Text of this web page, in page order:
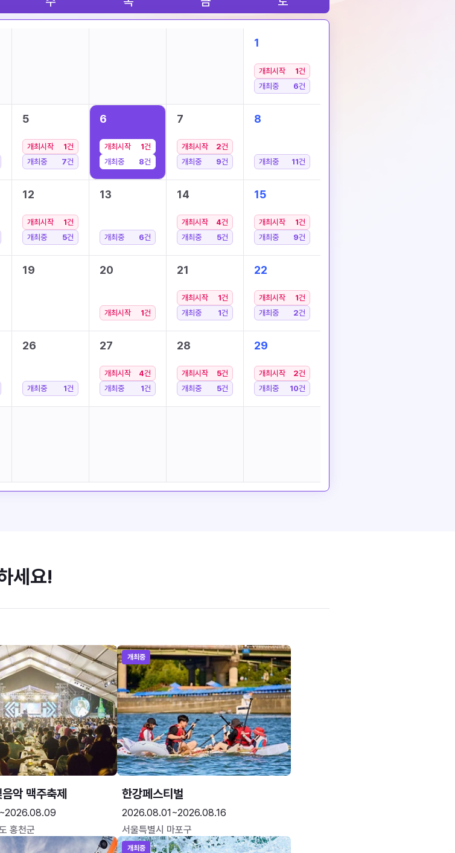
1
개최시작 1건
개최중
6건
5
개최시작 1건
개최중
7건
6
개최시작 1건
개최중
8건
7
개최시작 2건
개최중
9건
8
개최중 11건
12
개최시작 1건
개최중
5건
13
개최중 6건
14
개최시작 4건
개최중
5건
15
개최시작 1건
개최중
9건
19 20
개최시작 1건
21
개최시작 1건
개최중
1건
22
개최시작 1건
개최중
2건
26
개최중 1건
27
개최시작 4건
개최중
1건
28
개최시작 5건
개최중
5건
29
개최시작 2건
개최중
10건
세요!
악 맥주축제
홍천군
개최중
한강페스티벌
2026.08.01~2026.08.16
서울특별시 마포구
개최중